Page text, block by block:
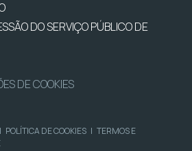
DO SERVIÇO PÚBLICO DE
DE COOKIES
| POLÍTICA DE COOKIES | TERMOS E